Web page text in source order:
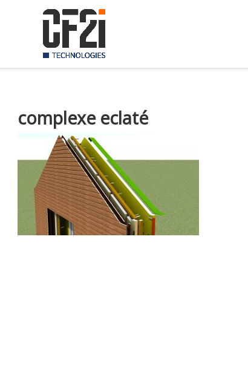
complexe eclaté